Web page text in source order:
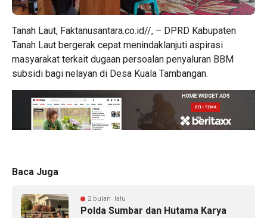
Tanah Laut, Faktanusantara.co.id//, – DPRD Kabupaten
Tanah Laut bergerak cepat menindaklanjuti aspirasi
masyarakat terkait dugaan persoalan penyaluran BBM
subsidi bagi nelayan di Desa Kuala Tambangan.
Baca Juga
2 bulan lalu
Polda Sumbar dan Hutama Karya